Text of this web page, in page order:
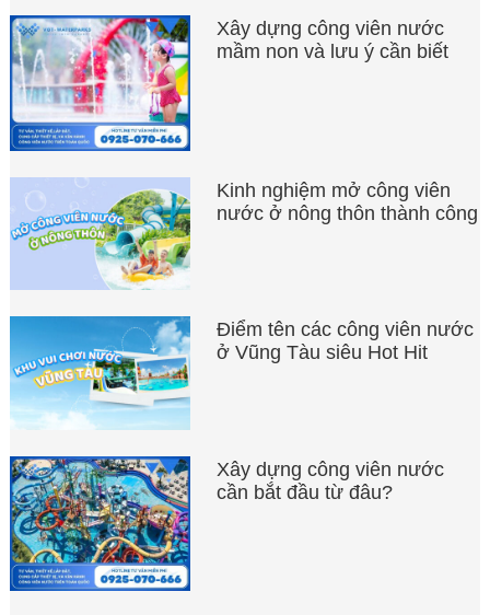
Xây dựng công viên nước
mầm non và lưu ý cần biết
Kinh nghiệm mở công viên
nước ở nông thôn thành công
Điểm tên các công viên nước
ở Vũng Tàu siêu Hot Hit
Xây dựng công viên nước
cần bắt đầu từ đâu?